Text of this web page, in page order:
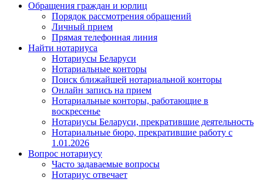
Обращения граждан и юрлиц
Порядок рассмотрения обращений
Личный прием
Прямая телефонная линия
Найти нотариуса
Нотариусы Беларуси
Нотариальные конторы
Поиск ближайшей нотариальной конторы
Онлайн запись на прием
Нотариальные конторы, работающие в
воскресенье
Нотариусы Беларуси, прекратившие деятельность
Нотариальные бюро, прекратившие работу с
1.01.2026
Вопрос нотариусу
Часто задаваемые вопросы
Нотариус отвечает